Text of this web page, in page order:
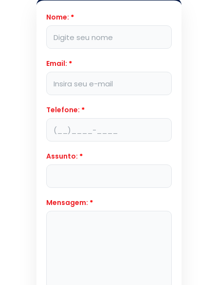
Nome: *
Email: *
Telefone: *
Assunto: *
Mensagem: *